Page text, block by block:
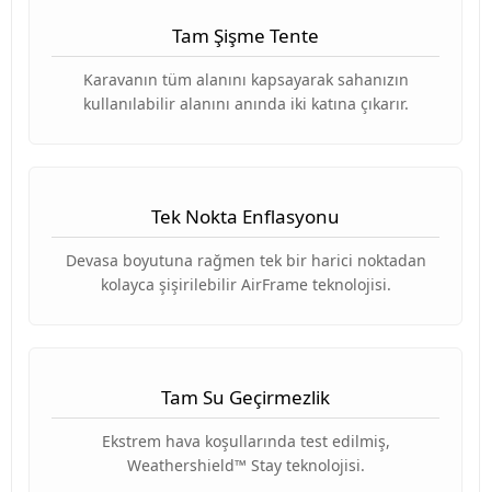
Tam Şişme Tente
Karavanın tüm alanını kapsayarak sahanızın
kullanılabilir alanını anında iki katına çıkarır.
Tek Nokta Enflasyonu
Devasa boyutuna rağmen tek bir harici noktadan
kolayca şişirilebilir AirFrame teknolojisi.
Tam Su Geçirmezlik
Ekstrem hava koşullarında test edilmiş,
Weathershield™ Stay teknolojisi.